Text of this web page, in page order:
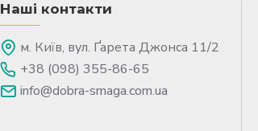
Наші контакти
м. Київ, вул. Ґарета Джонса 11/2
+38 (098) 355-86-65
info@dobra-smaga.com.ua